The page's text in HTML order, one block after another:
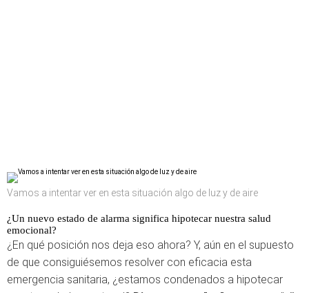
Vamos a intentar ver en esta situación algo de luz y de aire
¿Un nuevo estado de alarma significa hipotecar nuestra salud
emocional?
¿En qué posición nos deja eso ahora? Y, aún en el supuesto
de que consiguiésemos resolver con eficacia esta
emergencia sanitaria, ¿estamos condenados a hipotecar